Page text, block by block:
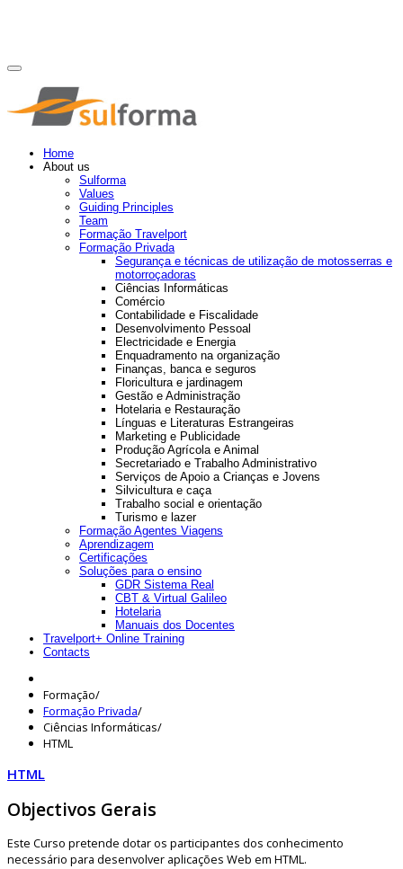
Home
About us
Sulforma
Values
Guiding Principles
Team
Formação Travelport
Formação Privada
Segurança e técnicas de utilização de motosserras e
motorroçadoras
Ciências Informáticas
Comércio
Contabilidade e Fiscalidade
Desenvolvimento Pessoal
Electricidade e Energia
Enquadramento na organização
Finanças, banca e seguros
Floricultura e jardinagem
Gestão e Administração
Hotelaria e Restauração
Línguas e Literaturas Estrangeiras
Marketing e Publicidade
Produção Agrícola e Animal
Secretariado e Trabalho Administrativo
Serviços de Apoio a Crianças e Jovens
Silvicultura e caça
Trabalho social e orientação
Turismo e lazer
Formação Agentes Viagens
Aprendizagem
Certificações
Soluções para o ensino
GDR Sistema Real
CBT & Virtual Galileo
Hotelaria
Manuais dos Docentes
Travelport+ Online Training
Contacts
Formação/
Formação Privada/
Ciências Informáticas/
HTML
HTML
Objectivos Gerais
Este Curso pretende dotar os participantes dos conhecimento
necessário para desenvolver aplicações Web em HTML.